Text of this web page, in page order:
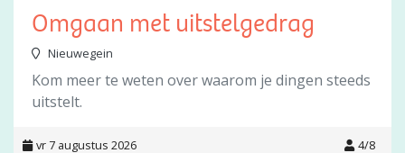
Omgaan met uitstelgedrag
Nieuwegein
Kom meer te weten over waarom je dingen steeds
uitstelt.
vr 7 augustus 2026 4/8